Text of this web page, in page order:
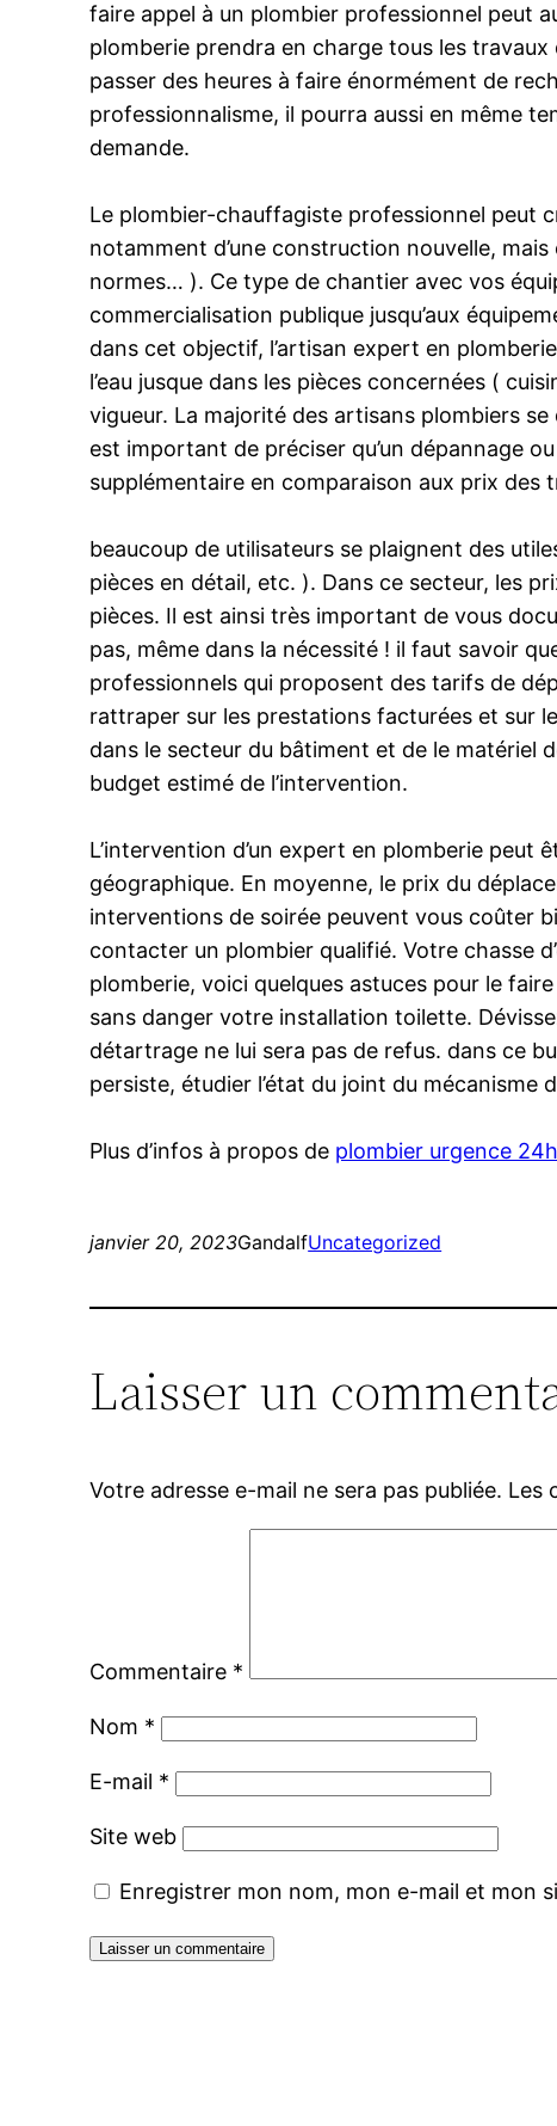
faire appel à un plombier professionnel peut
plomberie prendra en charge tous les travaux
passer des heures à faire énormément de
professionnalisme, il pourra aussi en même
demande.
Le plombier-chauffagiste professionnel peut
notamment d’une construction nouvelle,
normes… ). Ce type de chantier avec vos
commercialisation publique jusqu’aux
dans cet objectif, l’artisan expert en
l’eau jusque dans les pièces concernées (
vigueur. La majorité des artisans plombiers
est important de préciser qu’un dépannage
supplémentaire en comparaison aux prix des
beaucoup de utilisateurs se plaignent des
pièces en détail, etc. ). Dans ce secteur, les
pièces. Il est ainsi très important de vous
pas, même dans la nécessité ! il faut savoir
professionnels qui proposent des tarifs de
rattraper sur les prestations facturées et sur
dans le secteur du bâtiment et de le matériel
budget estimé de l’intervention.
L’intervention d’un expert en plomberie peut
géographique. En moyenne, le prix du
interventions de soirée peuvent vous coûter
contacter un plombier qualifié. Votre chasse
plomberie, voici quelques astuces pour le
sans danger votre installation toilette.
détartrage ne lui sera pas de refus. dans ce
persiste, étudier l’état du joint du mécanisme
Plus d’infos à propos de plombier urgence 24h
janvier 20, 2023GandalfUncategorized
Laisser un
Votre adresse e-mail ne sera pas publiée. Les
Commentaire *
Nom *
E-mail *
Site web
Enregistrer mon nom, mon e-mail et mon